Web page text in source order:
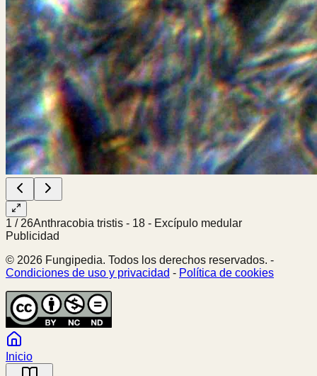
1 / 26Anthracobia tristis - 18 - Excípulo medular
Publicidad
© 2026 Fungipedia. Todos los derechos reservados. -
Condiciones de uso y privacidad - Política de cookies
Inicio